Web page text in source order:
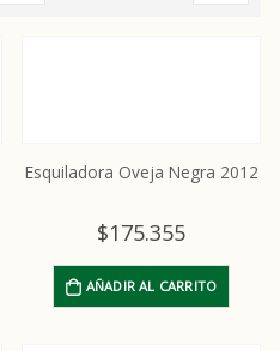
Esquiladora Oveja Negra 2012
$175.355
AÑADIR AL CARRITO